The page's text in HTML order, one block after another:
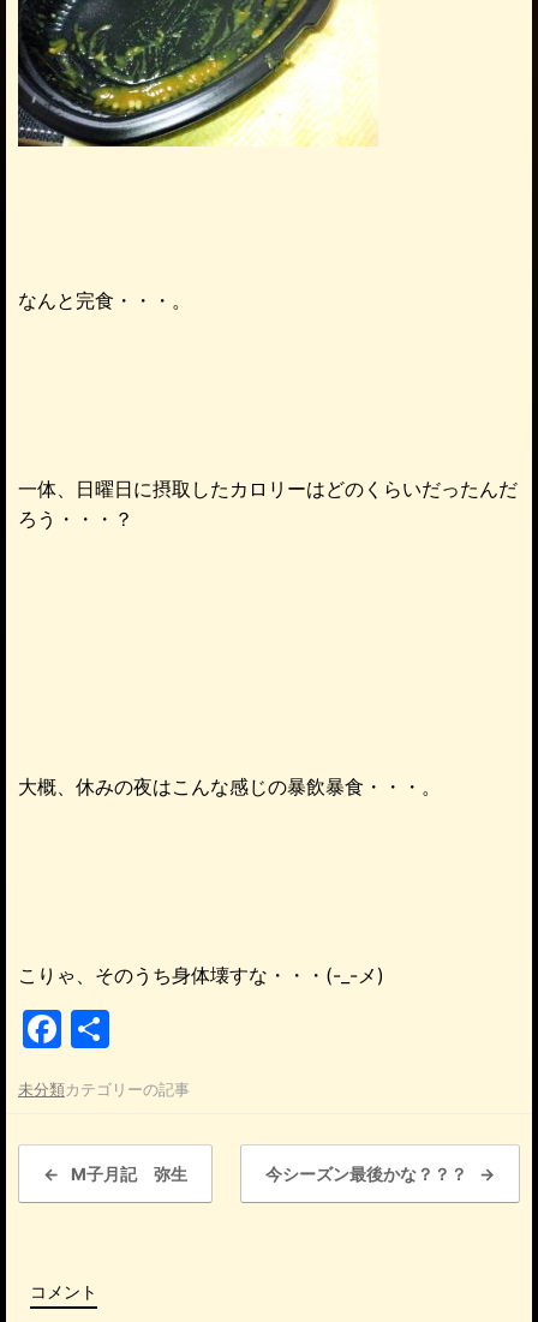
なんと完食・・・。
一体、日曜日に摂取したカロリーはどのくらいだったんだ
ろう・・・？
大概、休みの夜はこんな感じの暴飲暴食・・・。
こりゃ、そのうち身体壊すな・・・(-_-メ)
F
c
e
b
k
未分類カテゴリーの記事
投稿ナビゲーション
← М子月記 弥生 今シーズン最後かな？？？ →
コメント